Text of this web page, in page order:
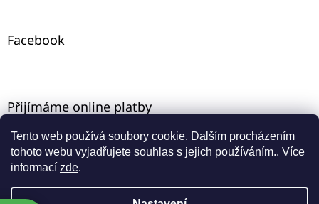
Tento web používá soubory cookie. Dalším procházením
tohoto webu vyjadřujete souhlas s jejich používáním.. Více
informací zde.
Facebook
Přijímáme online platby